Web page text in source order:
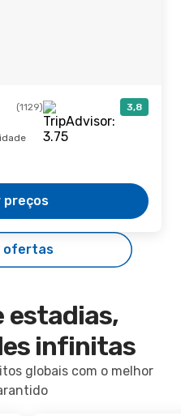
(1129) 3,8
preços
ofertas
estadias,
infinitas
globais com o melhor